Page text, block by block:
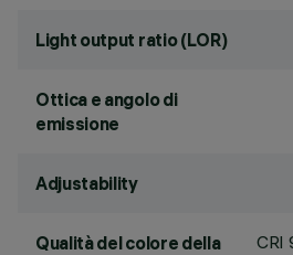
Light output ratio (LOR)
Ottica e angolo di
emissione
Adjustability
Qualità del colore della
CRI